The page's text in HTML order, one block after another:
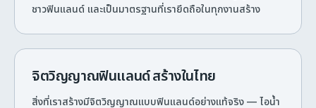
ชาวฟินแลนด์ และเป็นมาตรฐานที่เรายึดถือในทุกงานสร้าง
จิตวิญญาณฟินแลนด์ สร้างในไทย
สิ่งที่เราสร้างมีจิตวิญญาณแบบฟินแลนด์อย่างแท้จริง — ไอน้ำ